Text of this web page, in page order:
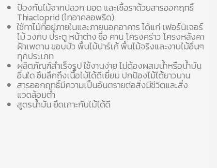
ป้องกันไม้จากปลวก มอด และเชื้อราด้วยสารออกฤทธิ์
Thiacloprid (ไทอาคลอพริด)
ใช้ทาไม้ที่อยู่ภายในและภายนอกอาคาร ได้แก่ เฟอร์นิเจอร์
ไม้ วงกบ ประตู หน้าต่าง ขื่อ คาน โครงคร่าว โครงหลังคา
ฝ้าเพดาน ขอบบัว พื้นไม้ปาร์เก้ พื้นไม้จริงและงานไม้อื่นๆ
ทุกประเภท
ผลิตภัณฑ์สำเร็จรูป ใช้งานง่าย ไม่ต้องผสมน้ำหรือน้ำมัน
อื่นใด ซึมลึกถึงเนื้อไม้ได้ดีเยี่ยม ปกป้องไม้ได้ยาวนาน
สารออกฤทธิ์มีความเป็นอันตรายต่อสิ่งมีชีวิตและสิ่ง
แวดล้อมต่ำ
สูตรน้ำมัน ยึดเกาะกับไม้ได้ดี